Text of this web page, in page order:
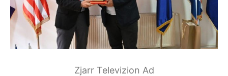
Zjarr Televizion Ad